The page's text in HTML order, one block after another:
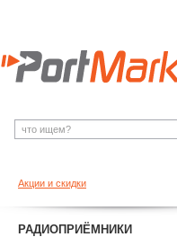
Акции и скидки
РАДИОПРИЁМНИКИ